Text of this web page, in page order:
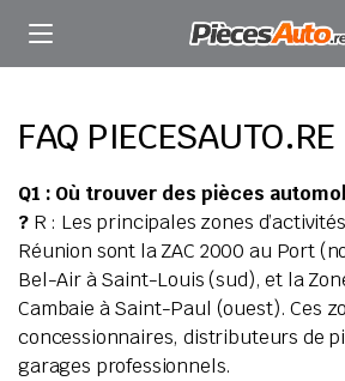
FAQ PIECESAUTO.RE
Q1 : Où trouver des pièces
?R : Les principales zones
Réunion sont la ZAC 2000 au Port
Bel-Air à Saint-Louis (sud), et la
Cambaie à Saint-Paul (ouest). Ces
concessionnaires, distributeurs de
garages professionnels.